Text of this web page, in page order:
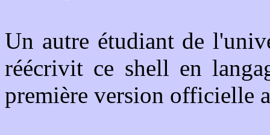
Un autre étudiant de
réécrivit ce shell en
première version officielle